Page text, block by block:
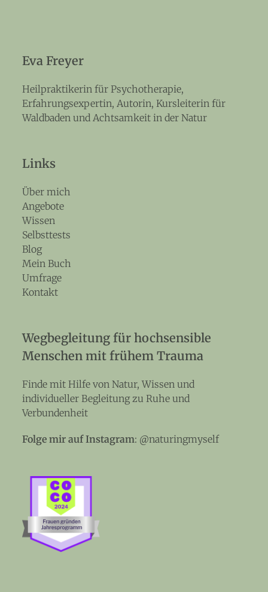
Eva Freyer
Heilpraktikerin für Psychotherapie,
Erfahrungsexpertin, Autorin, Kursleiterin für
Waldbaden und Achtsamkeit in der Natur
Links
Über mich
Angebote
Wissen
Selbsttests
Blog
Mein Buch
Umfrage
Kontakt
Wegbegleitung für hochsensible
Menschen mit frühem Trauma
Finde mit Hilfe von Natur, Wissen und
individueller Begleitung zu Ruhe und
Verbundenheit
Folge mir auf Instagram: @naturingmyself